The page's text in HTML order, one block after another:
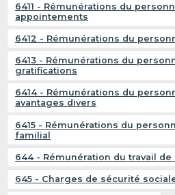
6411 - Rémunérations du
appointements
6412 - Rémunérations du
6413 - Rémunérations du
gratifications
6414 - Rémunérations du
avantages divers
6415 - Rémunérations du
familial
644 - Rémunération du travail
645 - Charges de sécurité